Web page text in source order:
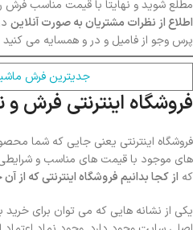
مطلع شوید و نهایتاً با قیمت مناسب فرش
اطلاع از نظرات مشتریان به صورت آنلاین
پرس وجو از فامیل و در و همسایه می کنید
جدیترین فرش ماشینی 1500
فروشگاه اینترنتی فرش و
فروشگاه اینترنتی یعنی جایی که شما
های موجود با قیمت های مناسب و
که از کجا بدانیم فروشگاه اینترنتی که از
یکی از نشانه هایی که می توان برای خرید